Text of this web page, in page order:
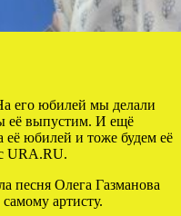
его юбилей мы делали
её выпустим. И ещё
юбилей и тоже будем её
URA.RU.
песня Олега Газманова
артисту.